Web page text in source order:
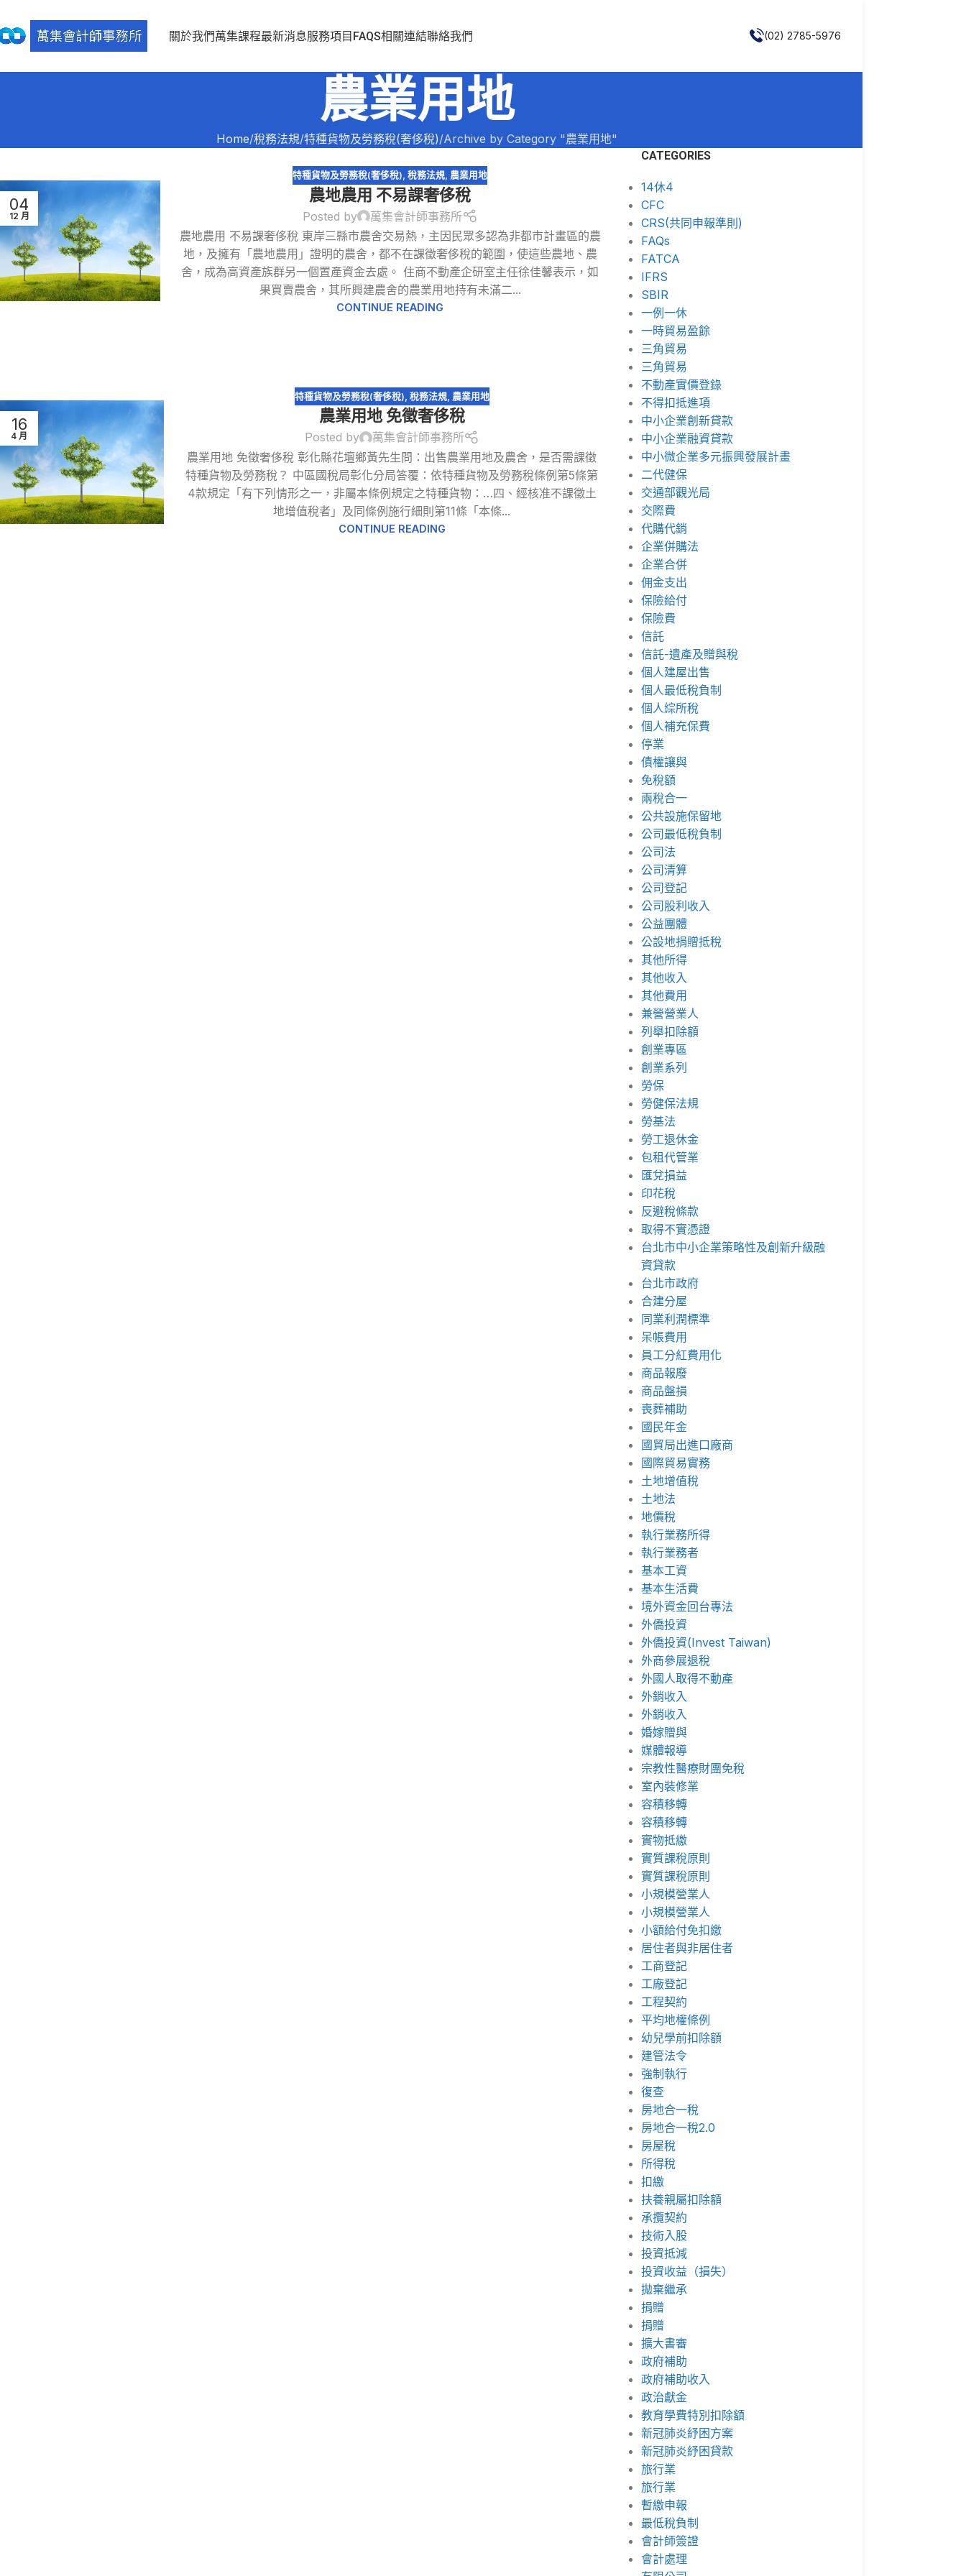
關於我們萬集課程最新消息服務項目 FAQS相關連結聯絡我們 (02) 2785-5976
農業用地
Home 稅務法規 特種貨物及勞務稅(奢侈稅) Archive by Category "農業用地"
04
12 月
特種貨物及勞務稅(奢侈稅),稅務法規, 農業用地
農地農用 不易課奢侈稅
Posted by
萬集會計師事務所
農地農用 不易課奢侈稅 東岸三縣市農舍交易熱，主因民眾多認為非都市計畫區的農
地，及擁有「農地農用」證明的農舍，都不在課徵奢侈稅的範圍，使這些農地、農
舍，成為高資產族群另一個置產資金去處。 住商不動產企研室主任徐佳馨表示，如
果買賣農舍，其所興建農舍的農業用地持有未滿二...
CONTINUE READING
16
4 月
特種貨物及勞務稅(奢侈稅) 稅務法規, 農業用地
農業用地 免徵奢侈稅
Posted by
萬集會計師事務所
農業用地 免徵奢侈稅 彰化縣花壇鄉黃先生問：出售農業用地及農舍，是否需課徵
特種貨物及勞務稅？ 中區國稅局彰化分局答覆：依特種貨物及勞務稅條例第5條第
4款規定「有下列情形之一，非屬本條例規定之特種貨物：…四、經核准不課徵土
地增值稅者」及同條例施行細則第11條「本條...
CONTINUE READING
CATEGORIES
14休4
CFC
CRS(共同申報準則)
FAQs
FATCA
IFRS
SBIR
一例一休
一時貿易盈餘
三角貿易
三角貿易
不動產實價登錄
不得扣抵進項
中小企業創新貸款
中小企業融資貸款
中小微企業多元振興發展計畫
二代健保
交通部觀光局
交際費
代購代銷
企業併購法
企業合併
佣金支出
保險給付
保險費
信託
信託-遺產及贈與稅
個人建屋出售
個人最低稅負制
個人綜所稅
個人補充保費
停業
債權讓與
免稅額
兩稅合一
公共設施保留地
公司最低稅負制
公司法
公司清算
公司登記
公司股利收入
公益團體
公設地捐贈抵稅
其他所得
其他收入
其他費用
兼營營業人
列舉扣除額
創業專區
創業系列
勞保
勞健保法規
勞基法
勞工退休金
包租代管業
匯兌損益
印花稅
反避稅條款
取得不實憑證
台北市中小企業策略性及創新升級融
資貸款
台北市政府
合建分屋
同業利潤標準
呆帳費用
員工分紅費用化
商品報廢
商品盤損
喪葬補助
國民年金
國貿局出進口廠商
國際貿易實務
土地增值稅
土地法
地價稅
執行業務所得
執行業務者
基本工資
基本生活費
境外資金回台專法
外僑投資
外僑投資(Invest Taiwan)
外商參展退稅
外國人取得不動產
外銷收入
外銷收入
婚嫁贈與
媒體報導
宗教性醫療財團免稅
室內裝修業
容積移轉
容積移轉
實物抵繳
實質課稅原則
實質課稅原則
小規模營業人
小規模營業人
小額給付免扣繳
居住者與非居住者
工商登記
工廠登記
工程契約
平均地權條例
幼兒學前扣除額
建管法令
強制執行
復查
房地合一稅
房地合一稅2.0
房屋稅
所得稅
扣繳
扶養親屬扣除額
承攬契約
技術入股
投資抵減
投資收益（損失）
拋棄繼承
捐贈
捐贈
擴大書審
政府補助
政府補助收入
政治獻金
教育學費特別扣除額
新冠肺炎紓困方案
新冠肺炎紓困貸款
旅行業
旅行業
暫繳申報
最低稅負制
會計師簽證
會計處理